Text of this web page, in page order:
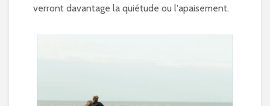
verront davantage la quiétude ou l'apaisement.